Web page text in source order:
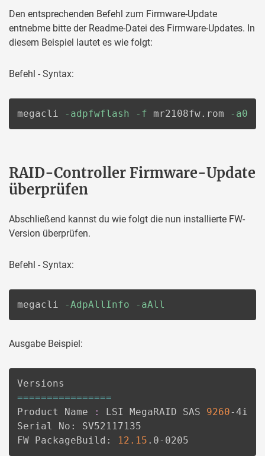
Den entsprechenden Befehl zum Firmware-Update
entnebme bitte der Readme-Datei des Firmware-Updates. In
diesem Beispiel lautet es wie folgt:
Befehl - Syntax:
megacli -adpfwflash -f mr2108fw.rom -a0
RAID-Controller Firmware-Update
überprüfen
Abschließend kannst du wie folgt die nun installierte FW-
Version überprüfen.
Befehl - Syntax:
megacli -AdpAllInfo -aAll
Ausgabe Beispiel:
================
Product Name
: LSI MegaRAID SAS 9260-4i
Serial No: SV52117135
FW PackageBuild:
12.15 .0-0205